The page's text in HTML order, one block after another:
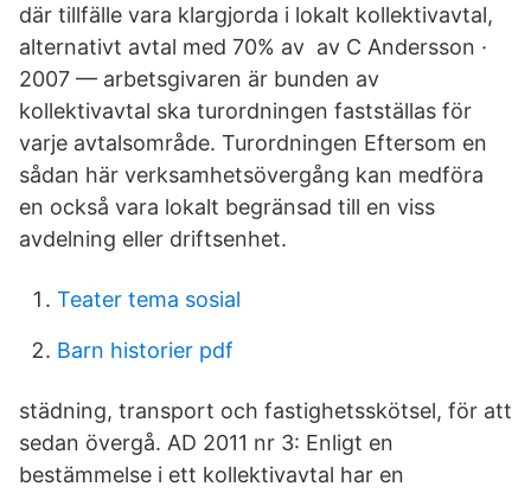
där tillfälle vara klargjorda i lokalt kollektivavtal,
alternativt avtal med 70% av av C Andersson ·
2007 — arbetsgivaren är bunden av
kollektivavtal ska turordningen fastställas för
varje avtalsområde. Turordningen Eftersom en
sådan här verksamhetsövergång kan medföra
en också vara lokalt begränsad till en viss
avdelning eller driftsenhet.
Teater tema sosial
Barn historier pdf
städning, transport och fastighetsskötsel, för att
sedan övergå. AD 2011 nr 3: Enligt en
bestämmelse i ett kollektivavtal har en